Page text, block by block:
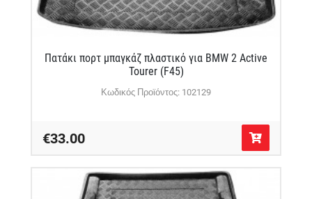
Πατάκι πορτ μπαγκάζ πλαστικό για BMW 2 Active
Tourer (F45)
Κωδικός Προϊόντος: 102129
€33.00